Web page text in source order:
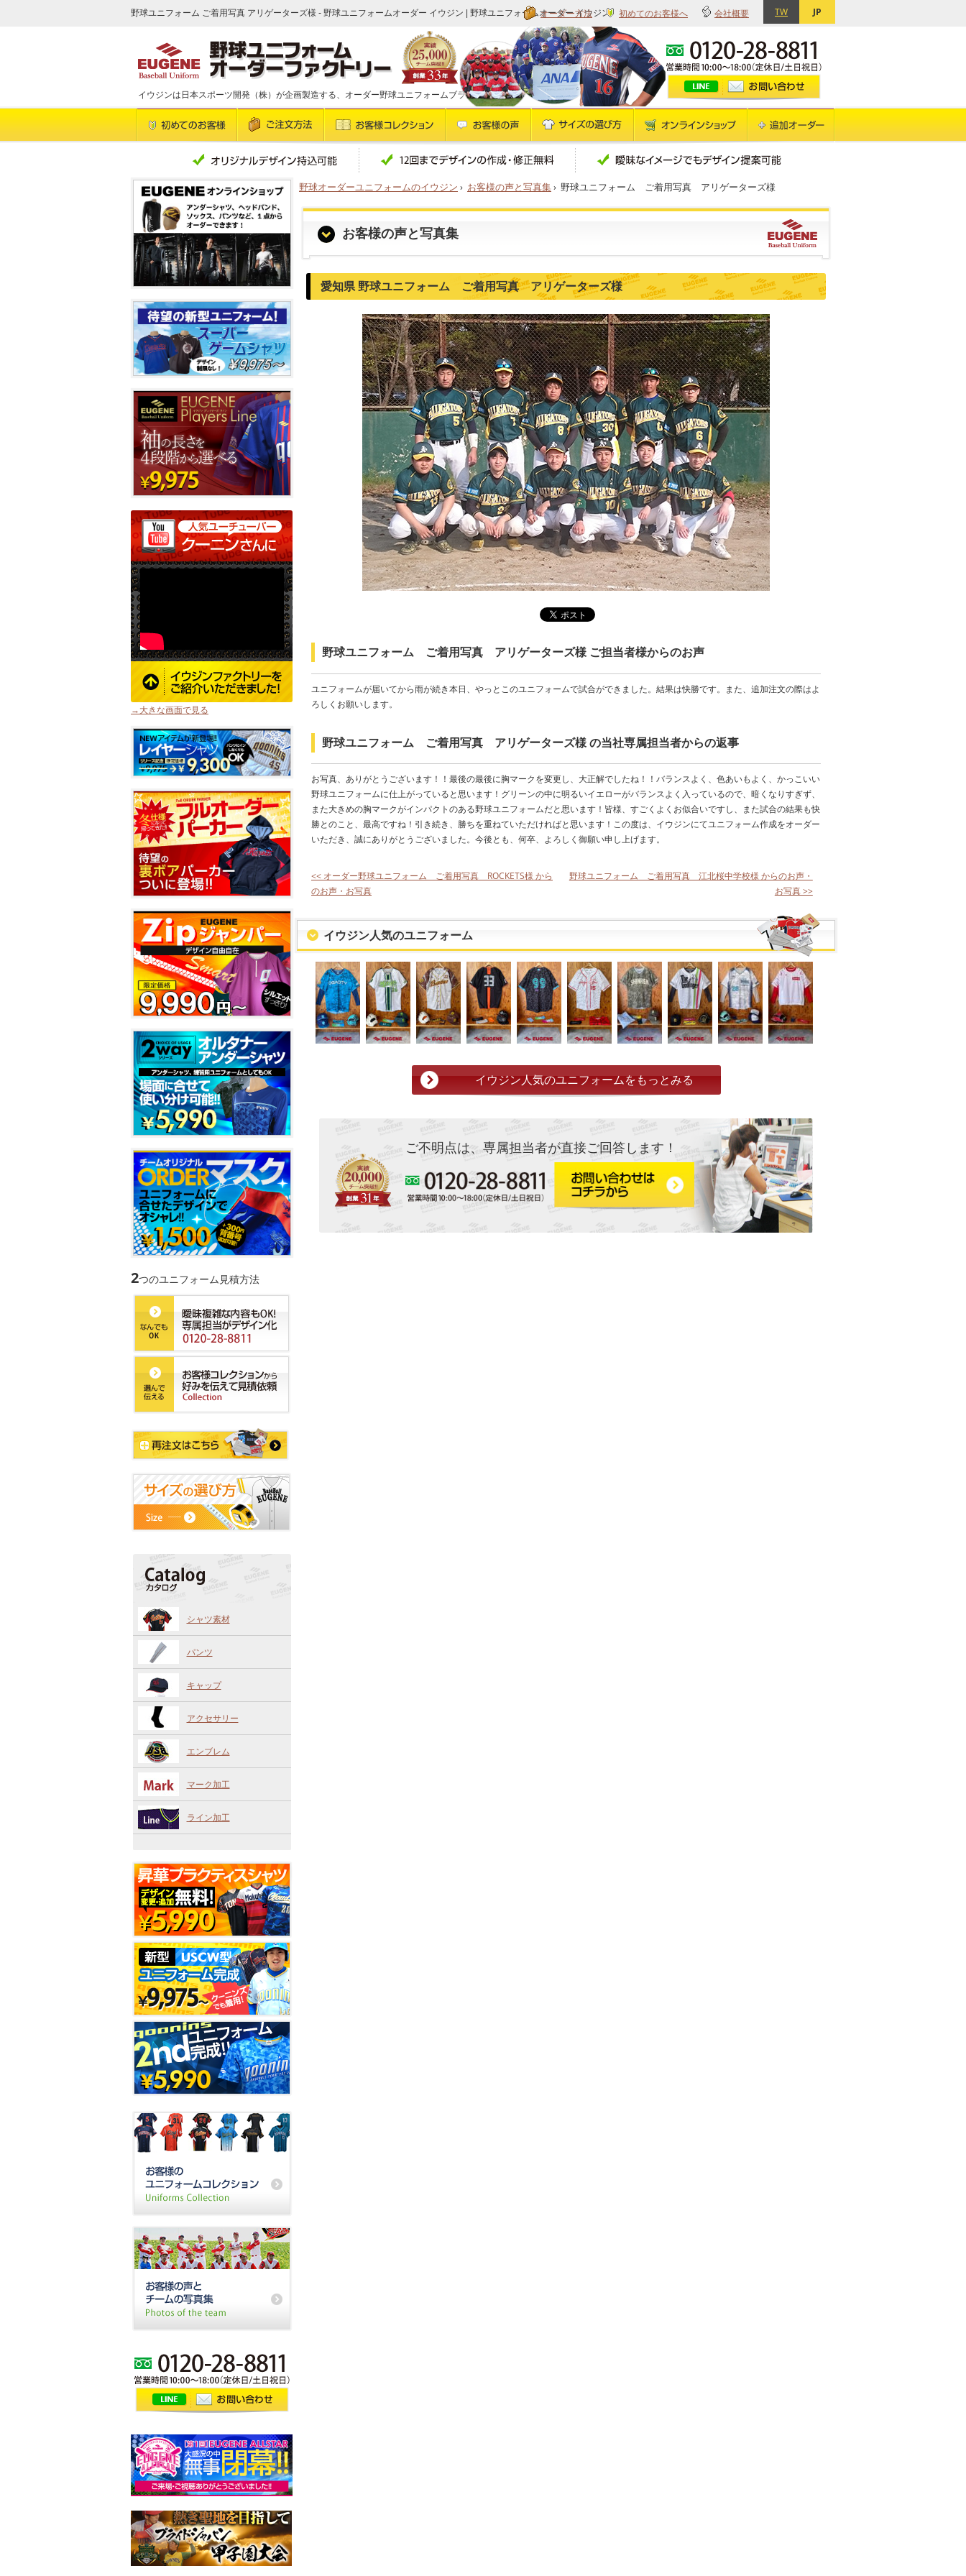
野球ユニフォーム ご着用写真 アリゲーターズ様 - 野球ユニフォームオーダー イウジン | 野球ユニフォームオーダー イウジン 会社概要
初めてのお客様へ
オーダー方法 TW JP
イウジンは日本スポーツ開発（株）が企画製造する、オーダー野球ユニフォームブランドです
野球オーダーユニフォームのイウジン › お客様の声と写真集› 野球ユニフォーム ご着用写真 アリゲーターズ様
お客様の声と写真集
愛知県 野球ユニフォーム ご着用写真 アリゲーターズ様
野球ユニフォーム ご着用写真 アリゲーターズ様 ご担当者様からのお声
ユニフォームが届いてから雨が続き本日、やっとこのユニフォームで試合ができました。結果は快勝です。また、追加注文の際はよ
ろしくお願いします。
野球ユニフォーム ご着用写真 アリゲーターズ様 の当社専属担当者からの返事
お写真、ありがとうございます！！最後の最後に胸マークを変更し、大正解でしたね！！バランスよく、色あいもよく、かっこいい
野球ユニフォームに仕上がっていると思います！グリーンの中に明るいイエローがバランスよく入っているので、暗くなりすぎず、
また大きめの胸マークがインパクトのある野球ユニフォームだと思います！皆様、すごくよくお似合いですし、また試合の結果も快
勝とのこと、最高ですね！引き続き、勝ちを重ねていただければと思います！この度は、イウジンにてユニフォーム作成をオーダー
いただき、誠にありがとうございました。今後とも、何卒、よろしく御願い申し上げます。
<< オーダー野球ユニフォーム ご着用写真 ROCKETS様 から
のお声・お写真
野球ユニフォーム ご着用写真 江北桜中学校様 からのお声・
お写真 >>
イウジン人気のユニフォーム
イウジン人気のユニフォームをもっとみる
ご不明点は、専属担当者が直接ご回答します！
→大きな画面で見る
2つのユニフォーム見積方法
シャツ素材
パンツ
キャップ
アクセサリー
エンブレム
マーク加工
ライン加工